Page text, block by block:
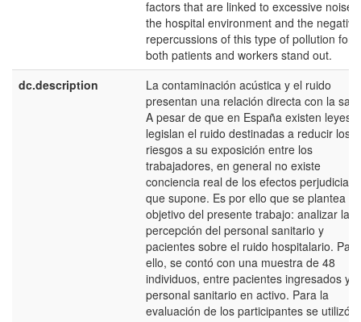
factors that are linked to excessive noise
the hospital environment and the negative
repercussions of this type of pollution for
both patients and workers stand out.
dc.description
La contaminación acústica y el ruido
presentan una relación directa con la
A pesar de que en España existen leyes
legislan el ruido destinadas a reducir los
riesgos a su exposición entre los
trabajadores, en general no existe
conciencia real de los efectos
que supone. Es por ello que se plantea el
objetivo del presente trabajo: analizar la la
percepción del personal sanitario y
pacientes sobre el ruido hospitalario. Para
ello, se contó con una muestra de 48
individuos, entre pacientes ingresados y
personal sanitario en activo. Para la
evaluación de los participantes se utilizó